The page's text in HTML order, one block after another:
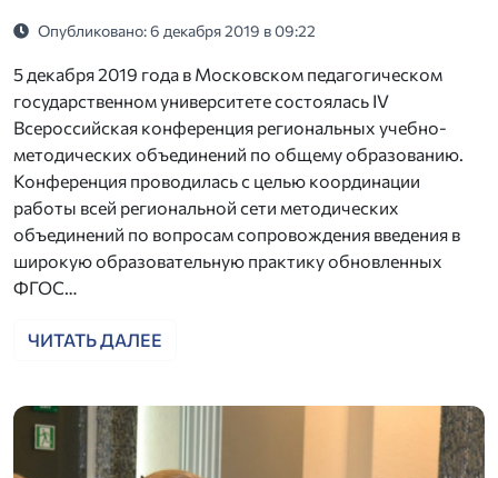
Опубликовано: 6 декабря 2019 в 09:22
5 декабря 2019 года в Московском педагогическом
государственном университете состоялась IV
Всероссийская конференция региональных учебно-
методических объединений по общему образованию.
Конференция проводилась с целью координации
работы всей региональной сети методических
объединений по вопросам сопровождения введения в
широкую образовательную практику обновленных
ФГОС…
ЧИТАТЬ ДАЛЕЕ